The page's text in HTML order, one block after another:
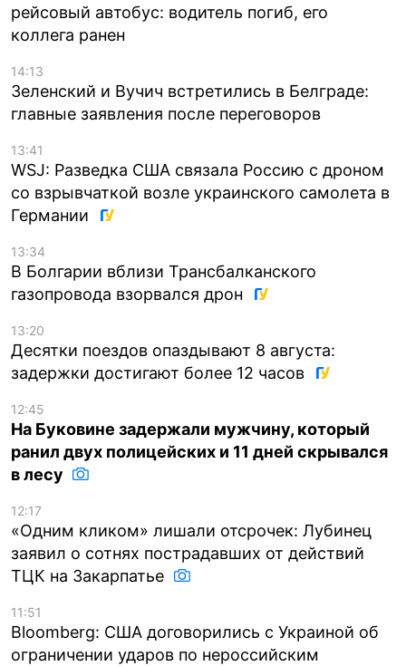
рейсовый автобус: водитель погиб, его
коллега ранен
14:13
Зеленский и Вучич встретились в Белграде:
главные заявления после переговоров
13:41
WSJ: Разведка США связала Россию с дроном
со взрывчаткой возле украинского самолета в
Германии
13:34
В Болгарии вблизи Трансбалканского
газопровода взорвался дрон
13:20
Десятки поездов опаздывают 8 августа:
задержки достигают более 12 часов
12:45
На Буковине задержали мужчину, который
ранил двух полицейских и 11 дней скрывался
в лесу
12:17
«Одним кликом» лишали отсрочек: Лубинец
заявил о сотнях пострадавших от действий
ТЦК на Закарпатье
11:51
Bloomberg: США договорились с Украиной об
ограничении ударов по нероссийским